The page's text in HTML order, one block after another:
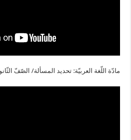
مادّة اللّغة العربيّة: تحديد المسألة/ الصّفّ